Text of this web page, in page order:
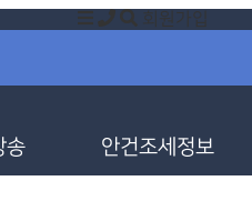
회원가입
송 안건조세정보